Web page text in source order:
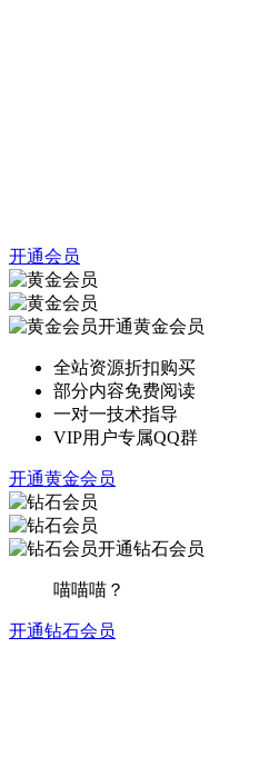
开通会员
开通黄金会员
全站资源折扣购买
部分内容免费阅读
一对一技术指导
VIP用户专属QQ群
开通黄金会员
开通钻石会员
喵喵喵？
开通钻石会员